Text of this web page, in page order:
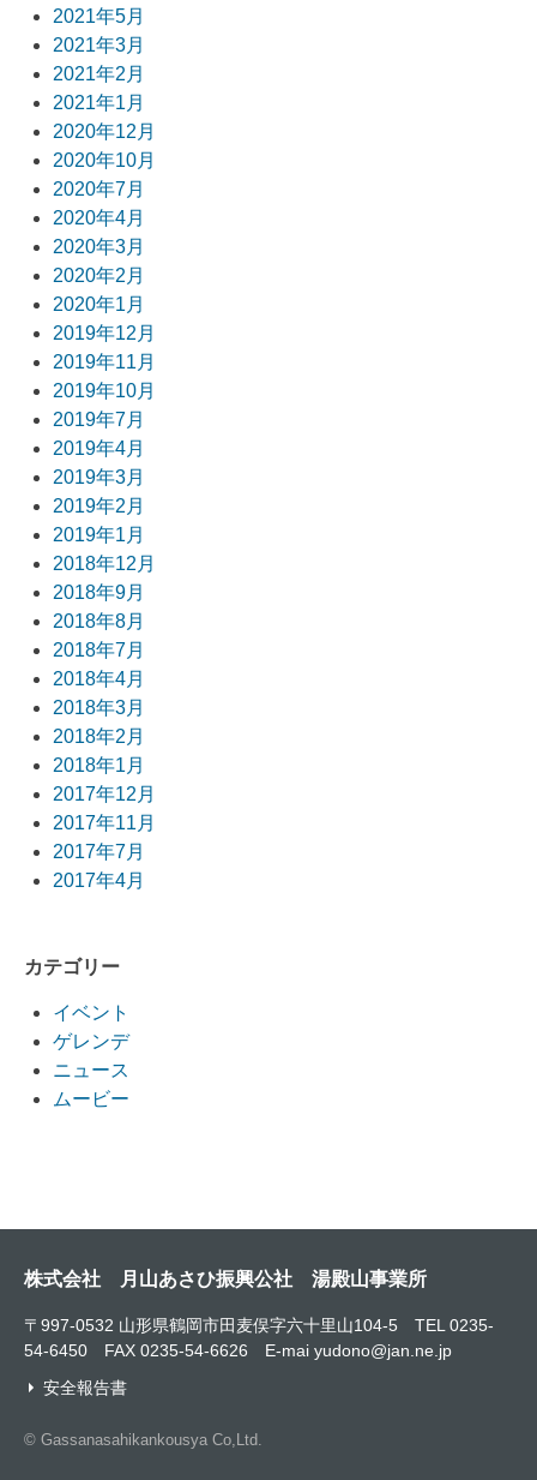
2021年5月
2021年3月
2021年2月
2021年1月
2020年12月
2020年10月
2020年7月
2020年4月
2020年3月
2020年2月
2020年1月
2019年12月
2019年11月
2019年10月
2019年7月
2019年4月
2019年3月
2019年2月
2019年1月
2018年12月
2018年9月
2018年8月
2018年7月
2018年4月
2018年3月
2018年2月
2018年1月
2017年12月
2017年11月
2017年7月
2017年4月
カテゴリー
イベント
ゲレンデ
ニュース
ムービー
株式会社 月山あさひ振興公社 湯殿山事業所
〒997-0532 山形県鶴岡市田麦俣字六十里山104-5 TEL 0235-
54-6450 FAX 0235-54-6626 E-mai yudono@jan.ne.jp
安全報告書
© Gassanasahikankousya Co,Ltd.